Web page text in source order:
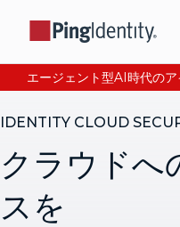
IDENTITY CLOUD
クラウドへ
スを